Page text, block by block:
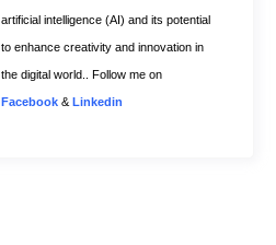
artificial intelligence (AI) and its potential
to enhance creativity and innovation in
the digital world.. Follow me on
Facebook & Linkedin